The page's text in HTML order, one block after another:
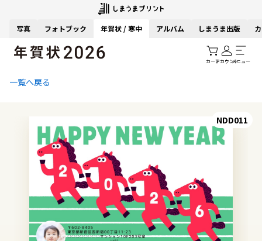
写真 フォトブック 年賀状 / 寒中 アルバム しまうま出版
カートアカウントメニュー
一覧へ戻る
NDD011